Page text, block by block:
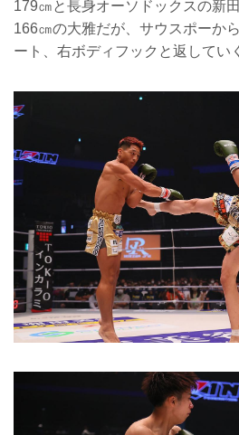
179㎝と長身オーソドックスの新
166㎝の大雅だが、サウスポーか
ート、右ボディフックと返してい